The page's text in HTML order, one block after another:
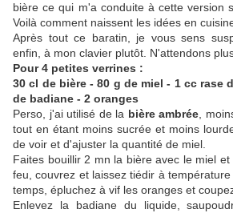
bière ce qui m'a conduite à cette version
Voilà comment naissent les idées en
Après tout ce baratin, je vous sens
enfin, à mon clavier plutôt. N'attendons
Pour 4 petites verrines :
30 cl de bière - 80 g de miel - 1 cc rase
de badiane - 2 oranges
Perso, j'ai utilisé de la bière ambrée ,
tout en étant moins sucrée et moins
de voir et d'ajuster la quantité de miel.
Faites bouillir 2 mn la bière avec le miel
feu, couvrez et laissez tiédir à
temps, épluchez à vif les oranges et
Enlevez la badiane du liquide,